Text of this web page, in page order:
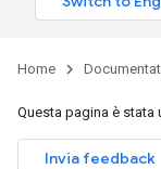
Home
Questa pagina è stata
Invia feedback